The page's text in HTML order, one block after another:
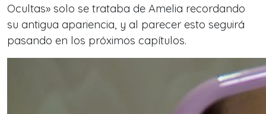
Ocultas» solo se trataba de Amelia recordando
su antigua apariencia, y al parecer esto seguirá
pasando en los próximos capítulos.